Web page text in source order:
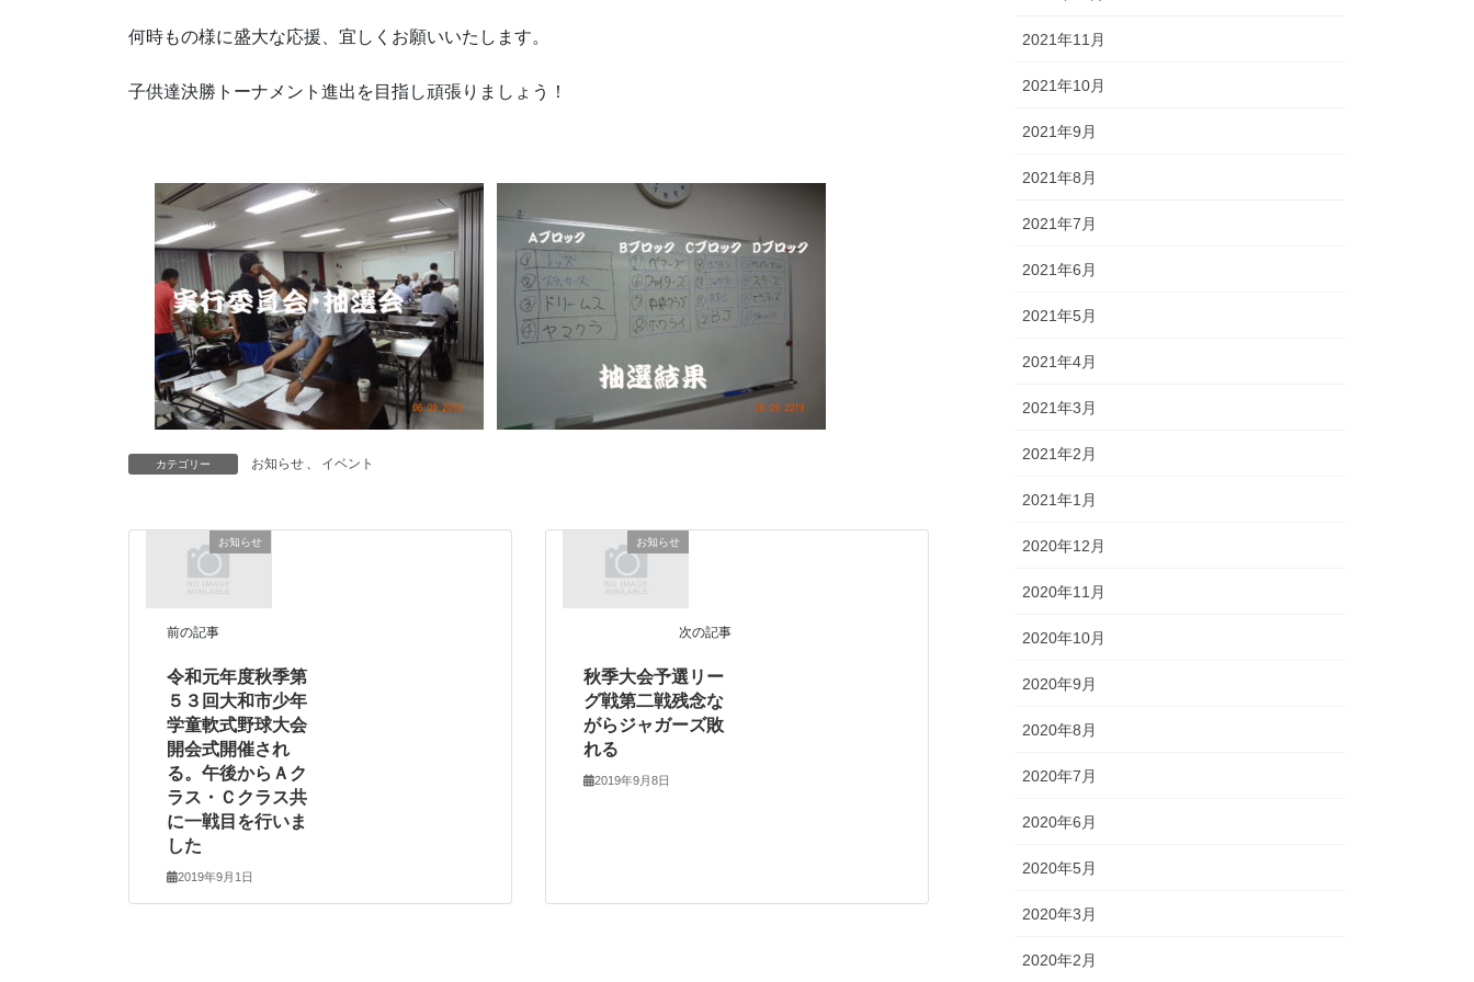
何時もの様に盛大な応援、宜しくお願いいたします。
子供達決勝トーナメント進出を目指し頑張りましょう！
カテゴリー お知らせ 、 イベント
お知らせ
前の記事
令和元年度秋季第
５３回大和市少年
学童軟式野球大会
開会式開催され
る。午後からＡク
ラス・Ｃクラス共
に一戦目を行いま
した
2019年9月1日
お知らせ
次の記事
秋季大会予選リー
グ戦第二戦残念な
がらジャガーズ敗
れる
2019年9月8日
2021年11月
2021年10月
2021年9月
2021年8月
2021年7月
2021年6月
2021年5月
2021年4月
2021年3月
2021年2月
2021年1月
2020年12月
2020年11月
2020年10月
2020年9月
2020年8月
2020年7月
2020年6月
2020年5月
2020年3月
2020年2月